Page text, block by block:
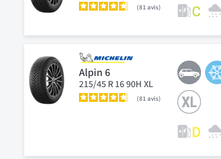
81avis
Alpin 6
215/45 R 16 90H XL
81avis